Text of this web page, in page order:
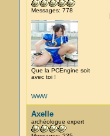
Messages: 778
Que la PCEngine soit
avec toi !
WWW
Axelle
archéologue expert